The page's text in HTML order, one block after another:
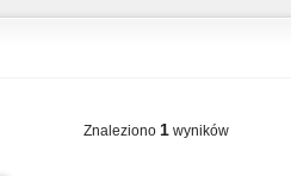
Znaleziono 1 wyników